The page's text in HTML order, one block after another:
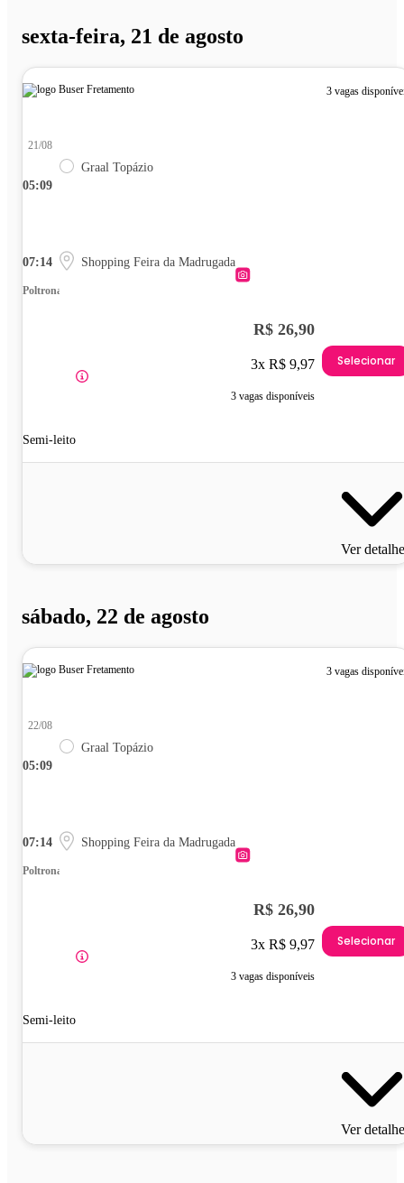
sexta-feira, 21 de agosto
3 vagas
05:09
21/08
Graal Topázio
07:14 Shopping Feira da Madrugada
Poltrona
Semi-leito
R$ 26,90
3x R$ 9,97
3 vagas disponíveis
Selecionar
Ver
sábado, 22 de agosto
3 vagas
05:09
22/08
Graal Topázio
07:14 Shopping Feira da Madrugada
Poltrona
Semi-leito
R$ 26,90
3x R$ 9,97
3 vagas disponíveis
Selecionar
Ver